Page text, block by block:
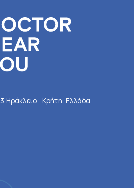
Ηράκλειο , Κρήτη, Ελλάδα